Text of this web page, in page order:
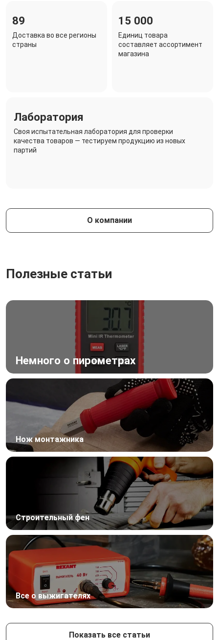
89
Доставка во все регионы
страны
15 000
Единиц товара
составляет ассортимент
магазина
Лаборатория
Своя испытательная лаборатория для проверки
качества товаров — тестируем продукцию из новых
партий
О компании
Полезные статьи
Немного о пирометрах
Нож монтажника
Строительный фен
Все о выжигателях
Показать все статьи